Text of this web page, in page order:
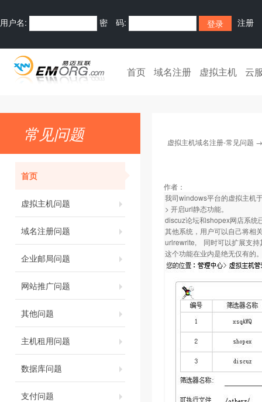
用户名: 密 码: 注册
首页 域名注册 虚拟主机 云
常见问题
首页
虚拟主机问题
域名注册问题
企业邮局问题
网站推广问题
其他问题
主机租用问题
数据库问题
支付问题
虚拟主机域名注册-常见问题
作者：
我司windows平台的虚拟主机
> 开启url静态功能。
discuz论坛和shopex网店系统
其他系统，用户可以自己将相
urlrewrite, 同时可以扩展支持
这个功能在业内是绝无仅有的